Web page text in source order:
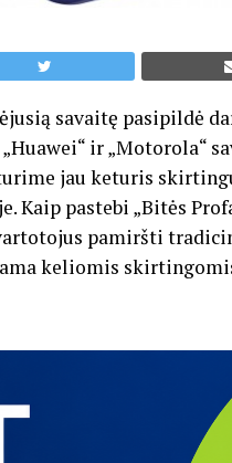
savaitę pasipildė
ir „Motorola“
jau keturis
pastebi „Bitės
pamiršti
keliomis